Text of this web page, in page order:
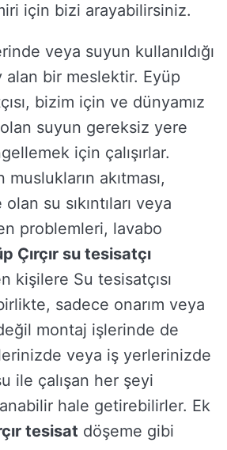
için bizi arayabilirsiniz.
veya suyun kullanıldığı
bir meslektir. Eyüp
bizim için ve dünyamız
suyun gereksiz yere
için çalışırlar.
akıtması,
su sıkıntıları veya
problemleri, lavabo
Çırçır su tesisatçı
kişilere Su tesisatçısı
sadece onarım veya
montaj işlerinde de
veya iş yerlerinizde
ile çalışan her şeyi
hale getirebilirler. Ek
tesisat döşeme gibi